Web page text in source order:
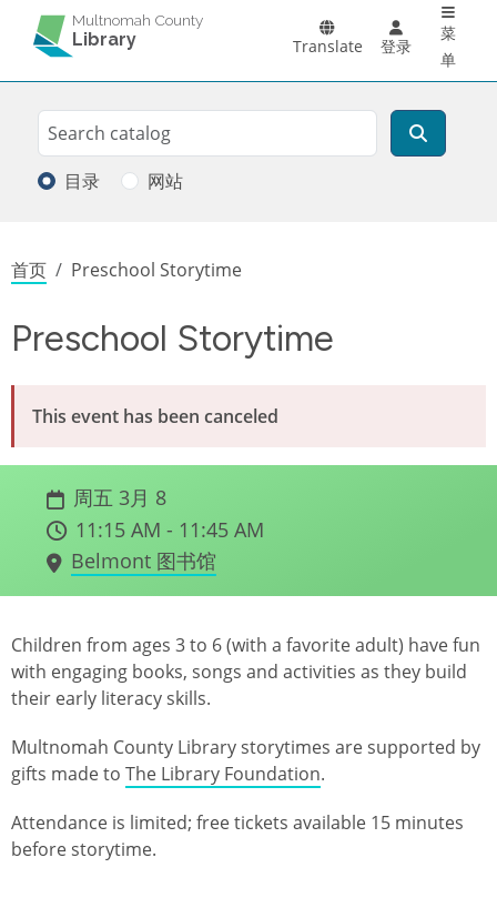
跳转到主要内容Multnomah County
Library Translate 登录
菜
单
Search
搜索
目录 网站
面包屑
首页 Preschool Storytime
Preschool Storytime
This event has been canceled
周五 3月 8
11:15 AM - 11:45 AM
Belmont 图书馆
Children from ages 3 to 6 (with a favorite adult) have fun
with engaging books, songs and activities as they build
their early literacy skills.
Multnomah County Library storytimes are supported by
gifts made to The Library Foundation.
Attendance is limited; free tickets available 15 minutes
before storytime.